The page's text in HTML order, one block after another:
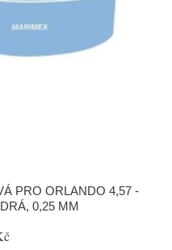
PRO ORLANDO 4,57 -
0,25 MM